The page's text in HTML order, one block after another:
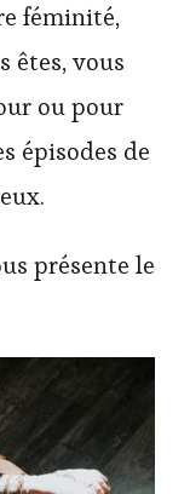
féminité,
êtes, vous
ou pour
épisodes de
présente le